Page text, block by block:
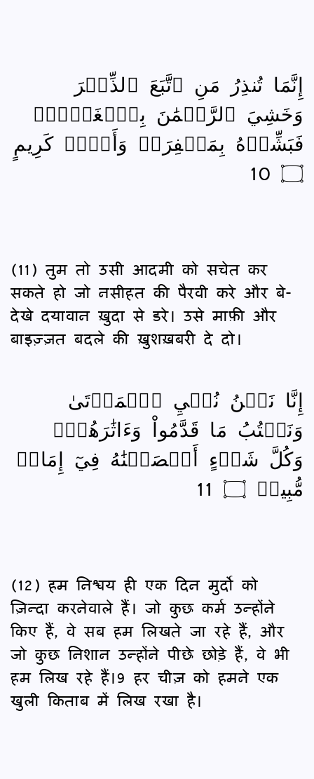
إِنَّمَا تُنذِرُ مَنِ ٱتَّبَعَ ٱلذِّكۡرَ
وَخَشِيَ ٱلرَّحۡمَٰنَ بِٱلۡغَيۡبِۖ
فَبَشِّرۡهُ بِمَغۡفِرَةٖ وَأَجۡرٖ كَرِيمٍ
۝ 10
(11) तुम तो उसी आदमी को सचेत कर
सकते हो जो नसीहत की पैरवी करे और बे-
देखे दयावान ख़ुदा से डरे। उसे माफ़ी और
बाइज़्ज़त बदले की ख़ुशख़बरी दे दो।
إِنَّا نَحۡنُ نُحۡيِ ٱلۡمَوۡتَىٰ
وَنَكۡتُبُ مَا قَدَّمُواْ وَءَاثَٰرَهُمۡۚ
وَكُلَّ شَيۡءٍ أَحۡصَيۡنَٰهُ فِيٓ إِمَامٖ
مُّبِينٖ ۝ 11
(12) हम निश्चय ही एक दिन मुर्दो को
ज़िन्दा करनेवाले हैं। जो कुछ कर्म उन्होंने
किए हैं, वे सब हम लिखते जा रहे हैं, और
जो कुछ निशान उन्होंने पीछे छोड़े हैं, वे भी
हम लिख रहे हैं।9 हर चीज़ को हमने एक
खुली किताब में लिख रखा है।